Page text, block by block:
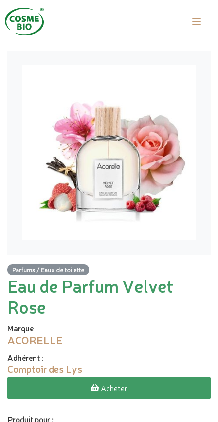
Parfums / Eaux de toilette
Eau de Parfum Velvet
Rose
Marque:
ACORELLE
Adhérent :
Comptoir des Lys
Acheter
Produit pour :